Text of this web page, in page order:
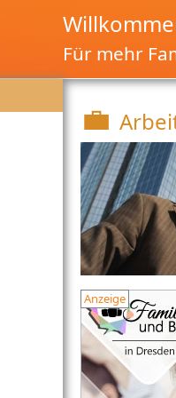
Für mehr
💼
Anzeige